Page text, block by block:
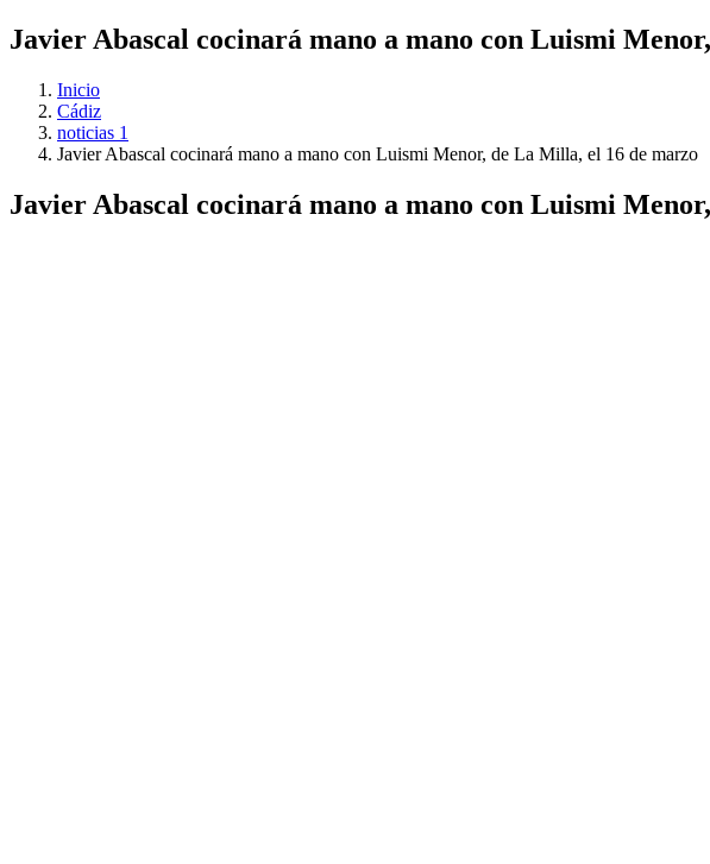
Javier Abascal cocinará mano a mano con Luismi
Inicio
Cádiz
noticias 1
Javier Abascal cocinará mano a mano con Luismi Menor, de La Milla, el 16 de marzo
Javier Abascal cocinará mano a mano con Luismi